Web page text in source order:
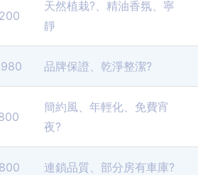
天然植栽?、精油香氛、寧
靜
品牌保證、乾淨整潔?
簡約風、年輕化、免費宵
夜?
連鎖品質、部分房有車庫?